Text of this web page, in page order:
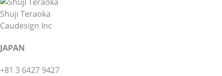
Shuji Teraoka
Caudesign Inc
JAPAN
+81 3 6427 9427